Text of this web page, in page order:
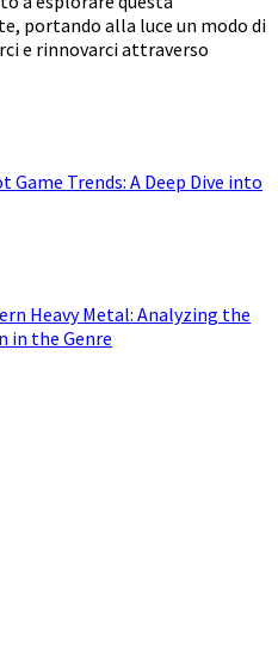
portando alla luce un modo di
e rinnovarci attraverso
Trends: A Deep Dive into
Heavy Metal: Analyzing the
in the Genre